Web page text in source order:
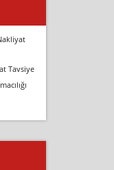
Tavsiye